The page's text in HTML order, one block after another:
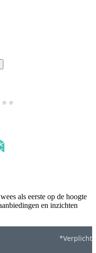
als eerste op de hoogte
en inzichten
*Verplicht